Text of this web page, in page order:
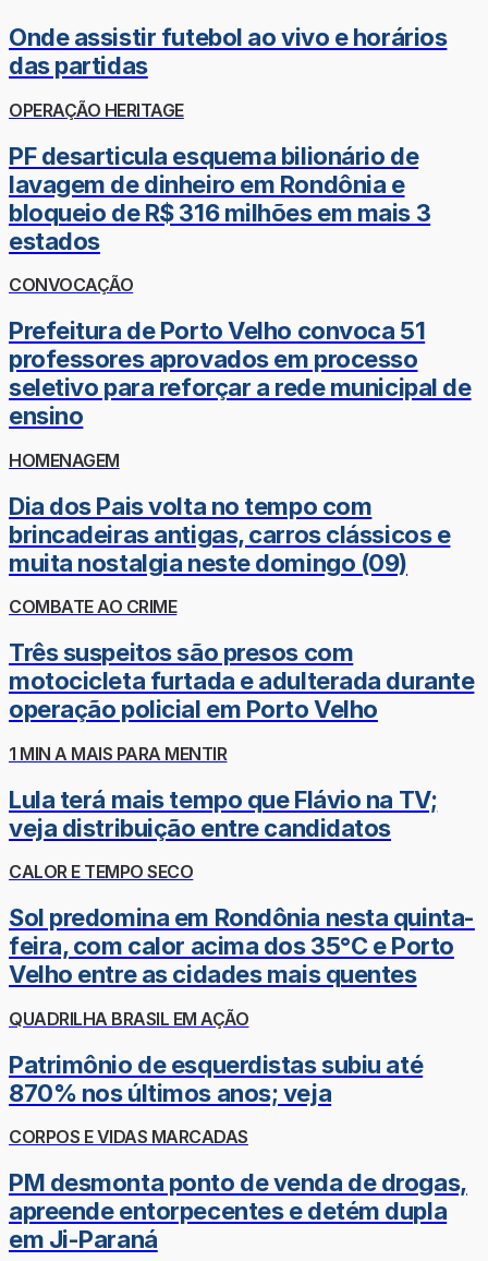
Onde assistir futebol ao vivo e horários
das partidas
OPERAÇÃO HERITAGE
PF desarticula esquema bilionário de
lavagem de dinheiro em Rondônia e
bloqueio de R$ 316 milhões em mais 3
estados
CONVOCAÇÃO
Prefeitura de Porto Velho convoca 51
professores aprovados em processo
seletivo para reforçar a rede municipal de
ensino
HOMENAGEM
Dia dos Pais volta no tempo com
brincadeiras antigas, carros clássicos e
muita nostalgia neste domingo (09)
COMBATE AO CRIME
Três suspeitos são presos com
motocicleta furtada e adulterada durante
operação policial em Porto Velho
1 MIN A MAIS PARA MENTIR
Lula terá mais tempo que Flávio na TV;
veja distribuição entre candidatos
CALOR E TEMPO SECO
Sol predomina em Rondônia nesta quinta-
feira, com calor acima dos 35°C e Porto
Velho entre as cidades mais quentes
QUADRILHA BRASIL EM AÇÃO
Patrimônio de esquerdistas subiu até
870% nos últimos anos; veja
CORPOS E VIDAS MARCADAS
PM desmonta ponto de venda de drogas,
apreende entorpecentes e detém dupla
em Ji-Paraná